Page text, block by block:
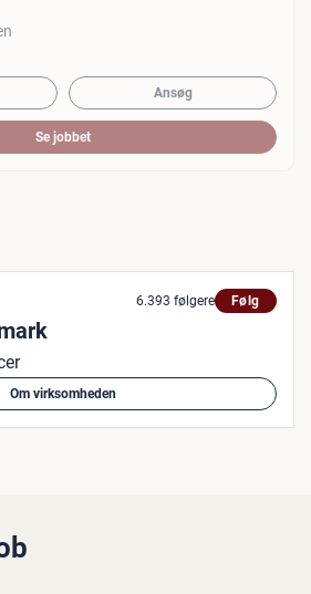
Ansøg
Se jobbet
6.393 følgere Følg
Om virksomheden